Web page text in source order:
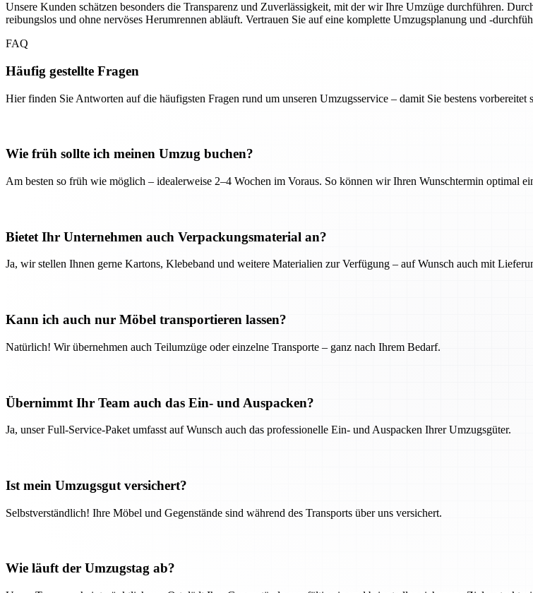
Unsere Kunden schätzen besonders die Transparenz und Zuverlässigkeit, mit der wir Ihre Umzüge durchführen.
reibungslos und ohne nervöses Herumrennen abläuft. Vertrauen Sie auf eine komplette Umzugsplanung und -
FAQ
Häufig gestellte Fragen
Hier finden Sie Antworten auf die häufigsten Fragen rund um unseren Umzugsservice – damit Sie bestens vorbereitet
Wie früh sollte ich meinen Umzug buchen?
Am besten so früh wie möglich – idealerweise 2–4 Wochen im Voraus. So können wir Ihren Wunschtermin optimal
Bietet Ihr Unternehmen auch Verpackungsmaterial an?
Ja, wir stellen Ihnen gerne Kartons, Klebeband und weitere Materialien zur Verfügung – auf Wunsch auch mit
Kann ich auch nur Möbel transportieren lassen?
Natürlich! Wir übernehmen auch Teilumzüge oder einzelne Transporte – ganz nach Ihrem Bedarf.
Übernimmt Ihr Team auch das Ein- und Auspacken?
Ja, unser Full-Service-Paket umfasst auf Wunsch auch das professionelle Ein- und Auspacken Ihrer Umzugsgüter.
Ist mein Umzugsgut versichert?
Selbstverständlich! Ihre Möbel und Gegenstände sind während des Transports über uns versichert.
Wie läuft der Umzugstag ab?